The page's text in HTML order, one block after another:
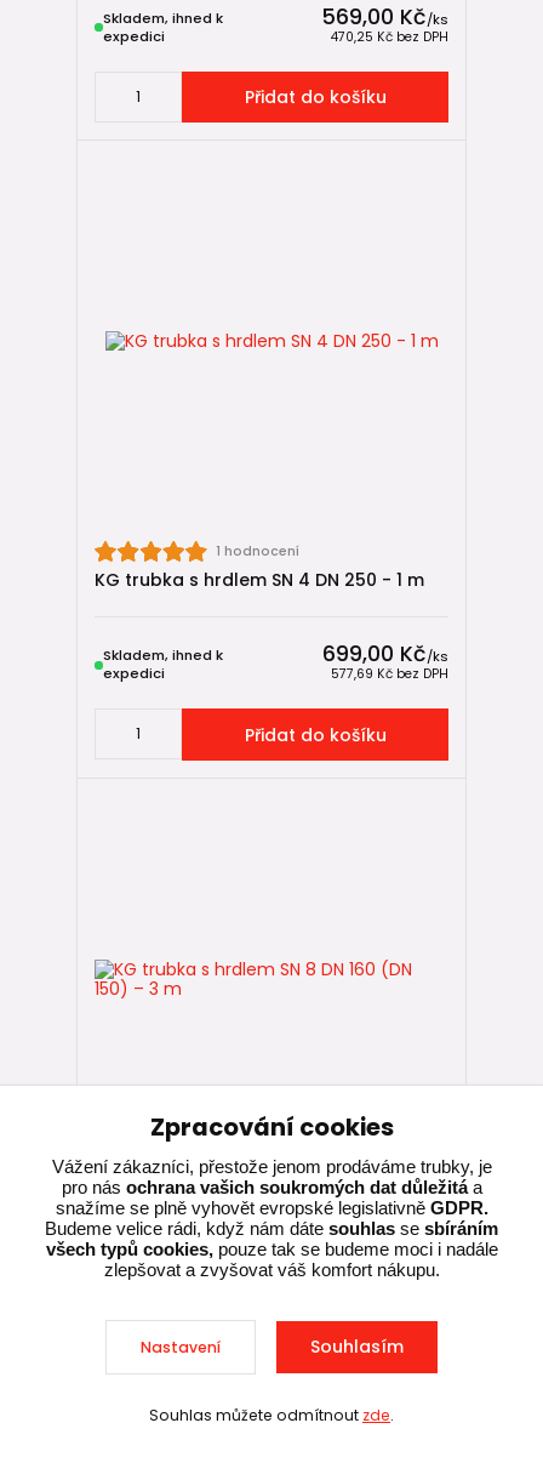
569,00 Kč/ks
470,25 Kč bez DPH
Skladem, ihned k
expedici
Přidat do košíku
1 hodnocení
KG trubka s hrdlem SN 4 DN 250 - 1 m
699,00 Kč/ks
577,69 Kč bez DPH
Skladem, ihned k
expedici
Přidat do košíku
19 hodnocení
KG trubka s hrdlem SN 8 DN 160 (DN
150) – 3 m
Sleva při nákupu nad 10 000 Kč
Zpracování cookies
Vážení zákazníci, přestože jenom prodáváme trubky, je
pro nás ochrana vašich soukromých dat důležitáa
snažíme se plně vyhovět evropské legislativně GDPR.
Budeme velice rádi, když nám dáte souhlas se sbíráním
všech typů cookies,pouze tak se budeme moci i nadále
zlepšovat a zvyšovat váš komfort nákupu.
Nastavení Souhlasím
Souhlas můžete odmítnout zde.